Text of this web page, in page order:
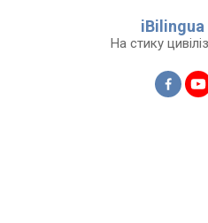
iBilingua
На стику